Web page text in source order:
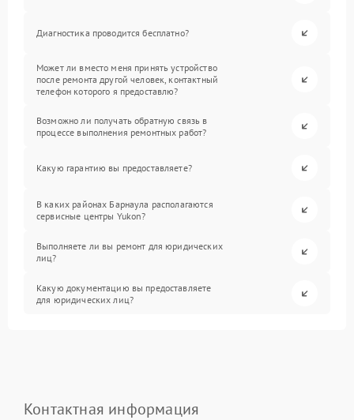
Диагностика проводится бесплатно?
Может ли вместо меня принять устройство
после ремонта другой человек, контактный
телефон которого я предоставлю?
Возможно ли получать обратную связь в
процессе выполнения ремонтных работ?
Какую гарантию вы предоставляете?
В каких районах Барнаула располагаются
сервисные центры Yukon?
Выполняете ли вы ремонт для юридических
лиц?
Какую документацию вы предоставляете
для юридических лиц?
Контактная информация